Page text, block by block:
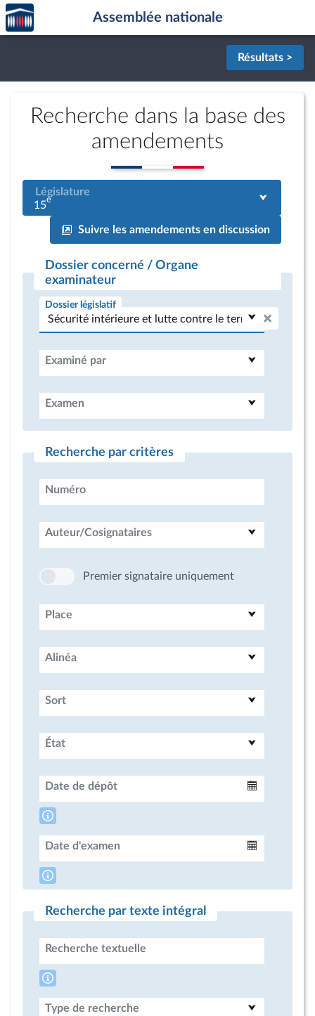
Aller au contenu
Aller en bas de la page
Accèder
à la
page
Assemblée nationale
Résultats >
Recherche dans la base des
amendements
Législature
15e
Suivre les amendements en discussion
Dossier concerné / Organe
examinateur
Dossier législatif
Examiné par
Examen
Recherche par critères
Numéro
Auteur/Cosignataires
Premier signataire uniquement
Place
Alinéa
Sort
État
Date de dépôt
Date d'examen
Recherche par texte intégral
Recherche textuelle
Type de recherche